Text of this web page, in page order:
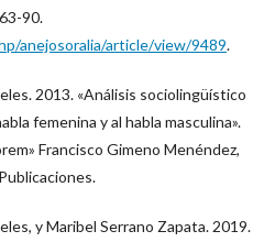
90.
anejosoralia/article/view/9489.
2013. «Análisis sociolingüístico
femenina y al habla masculina».
Francisco Gimeno Menéndez,
y Maribel Serrano Zapata. 2019.